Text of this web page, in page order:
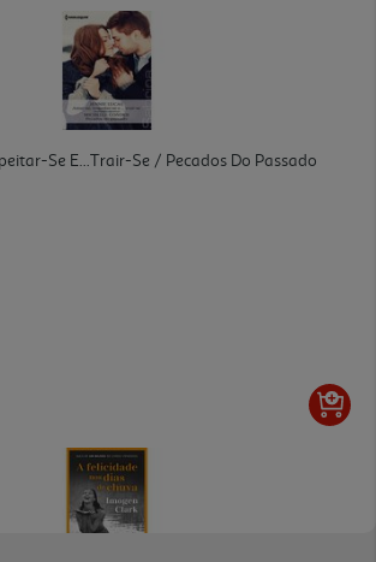
Se E...trair-Se / Pecados Do Passado